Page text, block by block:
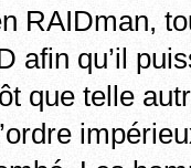
RAIDman,
afin qu’il
que telle